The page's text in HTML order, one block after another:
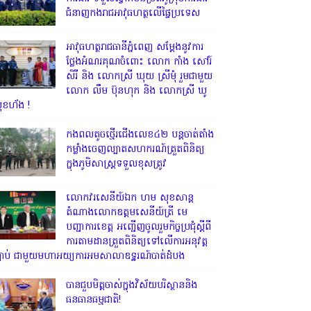
ជំនាញកងរាជអាវុធហត្ថលើផ្ទៃប្រទេស
អាវុធហត្ថរាជធានីភ្នំពេញ សម្តែងនូវការ
ថ្លែងអំណរគុណចំពោះ លោក កាំង សៅរ៍
សិរី និង លោកស្រី ឃុយ ស្រីមុំ រួមជាមួយ
លោក លឹម ប៊ុនហុក និង លោកស្រី ឃូ
ហ័ង !
កងពលតូចថ្មើរជើងលេខ៤២ បន្តចាត់តាំង
កម្លាំងចេញល្បាតសហករណ៍ត្រួតពិនិត្យ
ក្នុងភូមិសាស្រ្តទទួលខុសត្រូវ
លោក​វរសេនីយ៍ឯក​ ហម​ សុខសាន្ត
តំណាង​លោកឧត្តមសេនីយ៍ត្រី មេ
បញ្ជាការ​ខេត្ត អញ្ជេីញចូលរួមកិច្ចប្រជុំស្ដីពី
ការតាមដានត្រួតពិនិត្យទៅលេីការអនុវត្ត
ាប់​ ជាមួយមហាអយ្យការអមសាលាឧទ្ឋរណ៍បាត់ដំបង
បានជួបមិត្តចាស់ក្នុងវិស័យបរិស្ថាននិង
ធនធានធម្មជាតិ!